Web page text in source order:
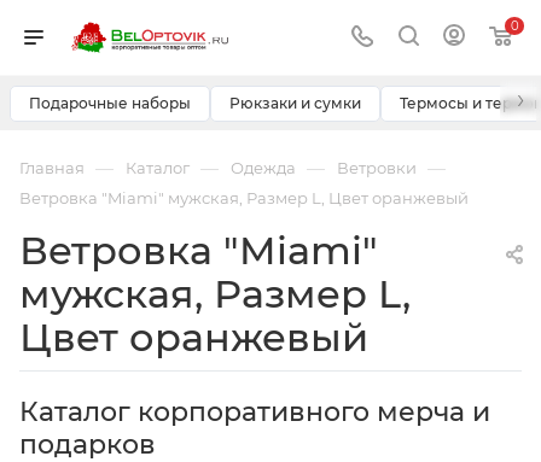
0
Подарочные наборы Рюкзаки и сумки Термосы и ›
Главная — Каталог — Одежда — Ветровки —
Ветровка "Miami" мужская, Размер L, Цвет оранжевый
Ветровка "Miami"
мужская, Размер L,
Цвет оранжевый
Каталог корпоративного мерча и
подарков